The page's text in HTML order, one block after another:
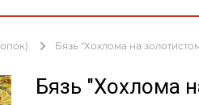
Бязь "Хохлома на
Бязь "Хохлома